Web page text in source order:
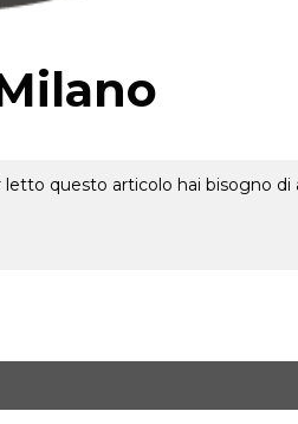
questo articolo hai bisogno di